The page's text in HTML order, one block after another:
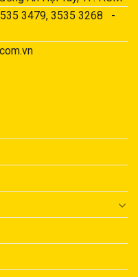
3479, 3535 3268 -